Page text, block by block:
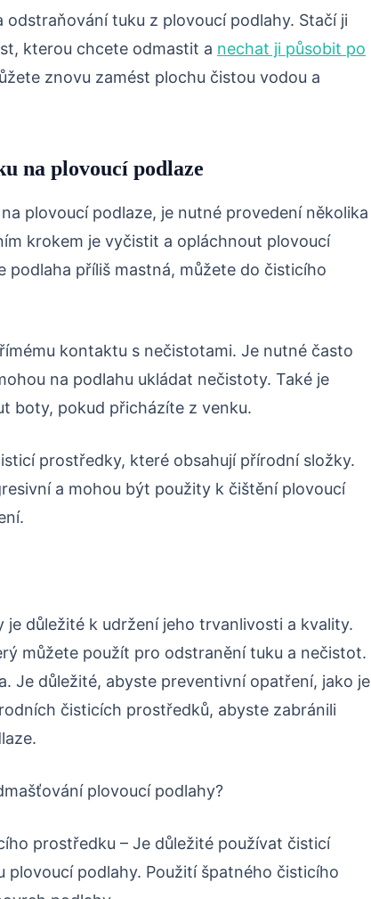
odstraňování tuku z plovoucí podlahy. Stačí ji
kterou chcete odmastit a nechat ji působit po
znovu zamést plochu čistou vodou a
na plovoucí podlaze
plovoucí podlaze, je nutné provedení několika
krokem je vyčistit a opláchnout plovoucí
podlaha příliš mastná, můžete do čisticího
kontaktu s nečistotami. Je nutné často
na podlahu ukládat nečistoty. Také je
boty, pokud přicházíte z venku.
prostředky, které obsahují přírodní složky.
a mohou být použity k čištění plovoucí
je důležité k udržení jeho trvanlivosti a kvality.
můžete použít pro odstranění tuku a nečistot.
Je důležité, abyste preventivní opatření, jako je
čisticích prostředků, abyste zabránili
plovoucí podlahy?
prostředku – Je důležité používat čisticí
podlahy. Použití špatného čisticího